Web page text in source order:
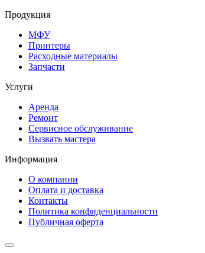
Продукция
МФУ
Принтеры
Расходные материалы
Запчасти
Услуги
Аренда
Ремонт
Сервисное обслуживание
Вызвать мастера
Информация
О компании
Оплата и доставка
Контакты
Политика конфиденциальности
Публичная оферта